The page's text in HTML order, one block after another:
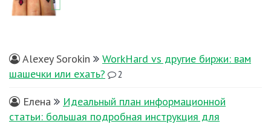
Alexey Sorokin
WorkHard vs другие биржи: вам
шашечки или ехать?
2
Елена
Идеальный план информационной
статьи: большая подробная инструкция для